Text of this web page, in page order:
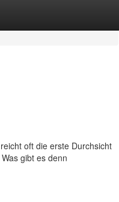
oft die erste Durchsicht
gibt es denn